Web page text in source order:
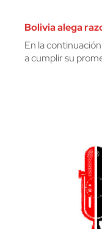
Bolivia alega
En la
a cumplir su